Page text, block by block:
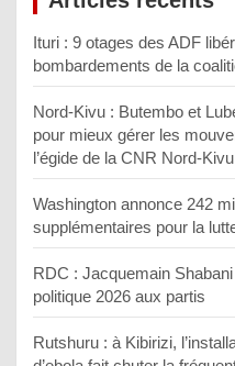
Ituri : 9 otages des ADF
bombardements de la
Nord-Kivu : Butembo et
pour mieux gérer les
l’égide de la CNR Nord-
Washington annonce 242
supplémentaires pour la
RDC : Jacquemain
politique 2026 aux partis
Rutshuru : à Kibirizi,